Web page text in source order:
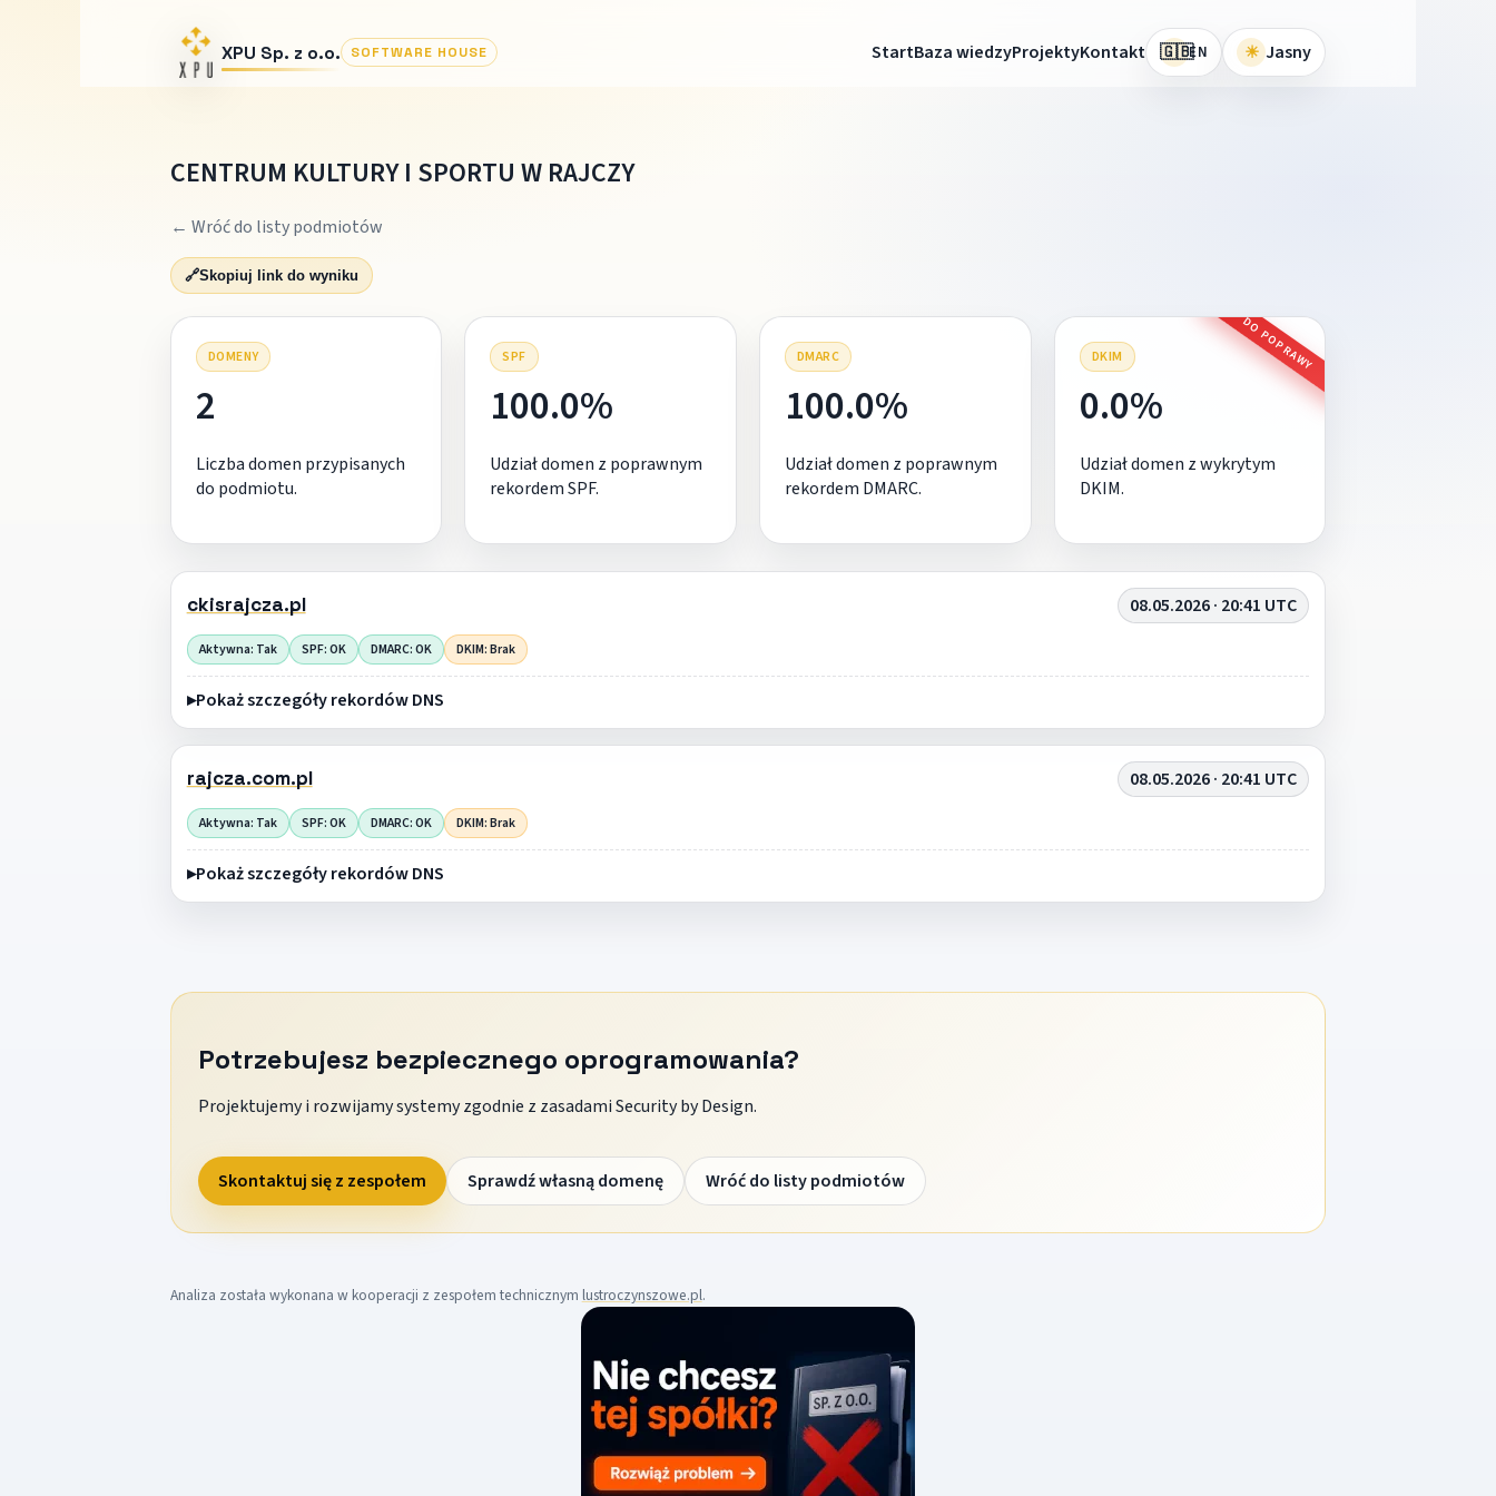
XPU Sp. z o.o. SOFTWARE HOUSE StartBaza wiedzyProjektyKontakt 🇬🇧EN ☀ Jasny
CENTRUM KULTURY I SPORTU W RAJCZY
← Wróć do listy podmiotów
🔗Skopiuj link do wyniku
DOMENY
2
Liczba domen przypisanych
do podmiotu.
SPF
100.0%
Udział domen z poprawnym
rekordem SPF.
DMARC
100.0%
Udział domen z poprawnym
rekordem DMARC.
DKIM DO POPRAWY
0.0%
Udział domen z wykrytym
DKIM.
ckisrajcza.pl 08.05.2026 · 20:41 UTC
Aktywna: Tak SPF: OK DMARC: OK DKIM: Brak
Pokaż szczegóły rekordów DNS
rajcza.com.pl 08.05.2026 · 20:41 UTC
Aktywna: Tak SPF: OK DMARC: OK DKIM: Brak
Pokaż szczegóły rekordów DNS
Potrzebujesz bezpiecznego oprogramowania?
Projektujemy i rozwijamy systemy zgodnie z zasadami Security by Design.
Skontaktuj się z zespołem Sprawdź własną domenę Wróć do listy podmiotów
Analiza została wykonana w kooperacji z zespołem technicznym lustroczynszowe.pl.